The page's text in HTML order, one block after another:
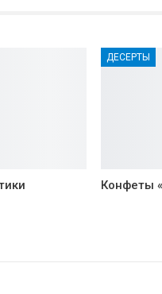
ДЕСЕРТЫ
Конфеты